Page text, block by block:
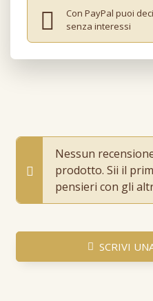
Con PayPal puoi
senza interessi
Nessun
prodotto. Sii il
pensieri con gli
SCRIVI